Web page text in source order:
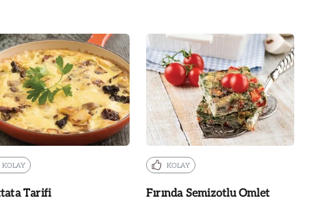
KOLAY
Tarifi
KOLAY
Fırında Semizotlu Omlet